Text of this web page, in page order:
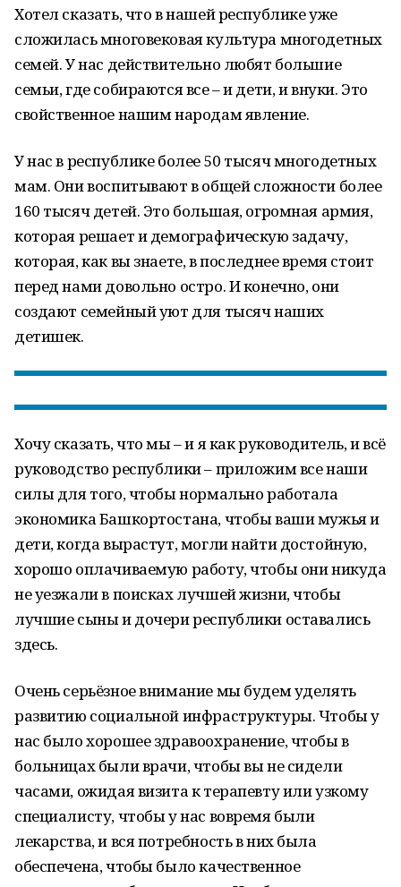
Хотел сказать, что в нашей республике уже
сложилась многовековая культура многодетных
семей. У нас действительно любят большие
семьи, где собираются все – и дети, и внуки. Это
свойственное нашим народам явление.
У нас в республике более 50 тысяч многодетных
мам. Они воспитывают в общей сложности более
160 тысяч детей. Это большая, огромная армия,
которая решает и демографическую задачу,
которая, как вы знаете, в последнее время стоит
перед нами довольно остро. И конечно, они
создают семейный уют для тысяч наших
детишек.
Хочу сказать, что мы – и я как руководитель, и всё
руководство республики – приложим все наши
силы для того, чтобы нормально работала
экономика Башкортостана, чтобы ваши мужья и
дети, когда вырастут, могли найти достойную,
хорошо оплачиваемую работу, чтобы они никуда
не уезжали в поисках лучшей жизни, чтобы
лучшие сыны и дочери республики оставались
здесь.
Очень серьёзное внимание мы будем уделять
развитию социальной инфраструктуры. Чтобы у
нас было хорошее здравоохранение, чтобы в
больницах были врачи, чтобы вы не сидели
часами, ожидая визита к терапевту или узкому
специалисту, чтобы у нас вовремя были
лекарства, и вся потребность в них была
обеспечена, чтобы было качественное